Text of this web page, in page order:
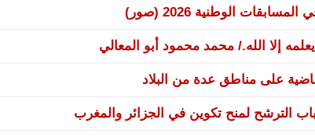
الوطنية 2026 (صور)
إلا الله./ محمد محمود أبو المعالي
الترشح لمنح تكوين في الجزائر والمغرب